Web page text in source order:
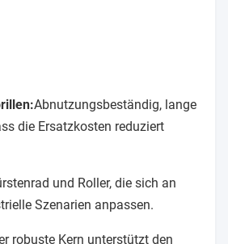
Abnutzungsbeständig, lange
die Ersatzkosten reduziert
und Roller, die sich an
Szenarien anpassen.
robuste Kern unterstützt den